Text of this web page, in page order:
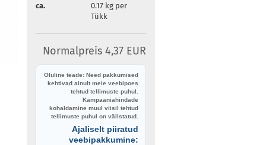
ca.
0.17kg per
Tükk
Normalpreis 4,37 EUR
Oluline teade: Need pakkumised
kehtivad ainult meie veebipoes
tehtud tellimuste puhul.
Kampaaniahindade
kohaldamine muul viisil tehtud
tellimuste puhul on välistatud.
Ajaliselt piiratud
veebipakkumine: